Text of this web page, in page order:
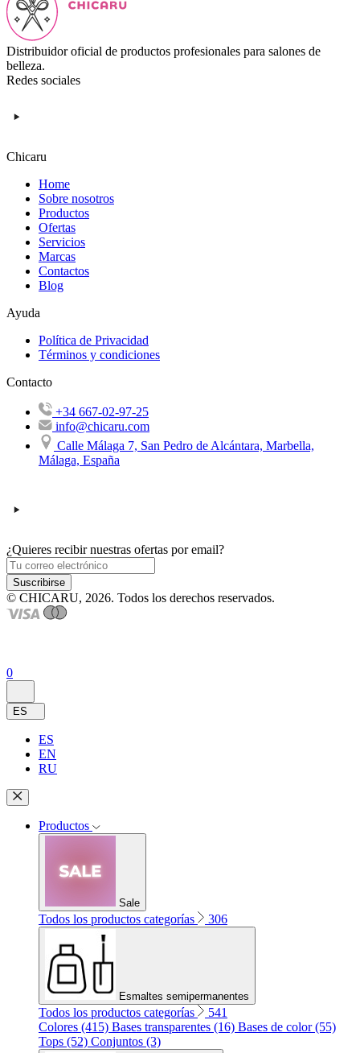
Distribuidor oficial de productos profesionales para salones de
belleza.
Redes sociales
Chicaru
Home
Sobre nosotros
Productos
Ofertas
Servicios
Marcas
Contactos
Blog
Ayuda
Política de Privacidad
Términos y condiciones
Contacto
+34 667-02-97-25
info@chicaru.com
Calle Málaga 7, San Pedro de Alcántara, Marbella,
Málaga, España
¿Quieres recibir nuestras ofertas por email?
Suscribirse
© CHICARU, 2026. Todos los derechos reservados.
0
ES
ES
EN
RU
Productos
Sale
Todos los productos categorías 306
Esmaltes semipermanentes
Todos los productos categorías
541
Colores (415) Bases transparentes (16) Bases de color (55)
Tops (52) Conjuntos (3)